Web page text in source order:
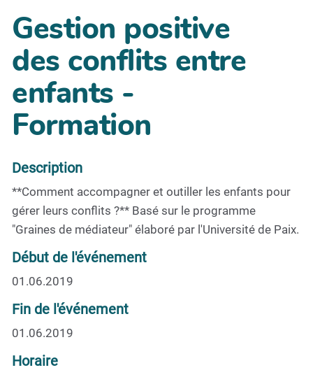
Gestion positive
des conflits entre
enfants -
Formation
Description
**Comment accompagner et outiller les enfants pour
gérer leurs conflits ?** Basé sur le programme
"Graines de médiateur" élaboré par l'Université de Paix.
Début de l'événement
01.06.2019
Fin de l'événement
01.06.2019
Horaire